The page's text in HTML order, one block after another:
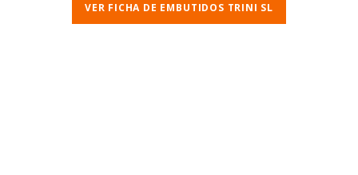
VER FICHA DE EMBUTIDOS TRINI SL